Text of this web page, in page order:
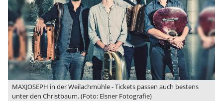
MAXJOSEPH in der Weilachmühle - Tickets passen auch bestens
unter den Christbaum. (Foto: Elsner Fotografie)